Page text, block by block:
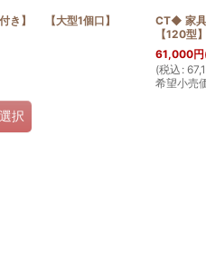
き】 【大型1個口】
択
CT◆ 家具
【120型
61,000円
(税込 :
希望小売